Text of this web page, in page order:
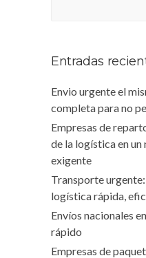
Entradas
Envio urgente el
completa para no
Empresas de
de la logística en un
exigente
Transporte
logística rápida,
Envíos nacionales
rápido
Empresas de